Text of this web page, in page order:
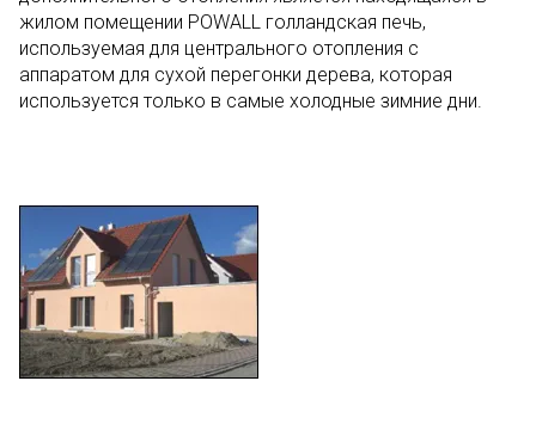
жилом помещении POWALL голландская печь,
используемая для центрального отопления с
аппаратом для сухой перегонки дерева, которая
используется только в самые холодные зимние дни.